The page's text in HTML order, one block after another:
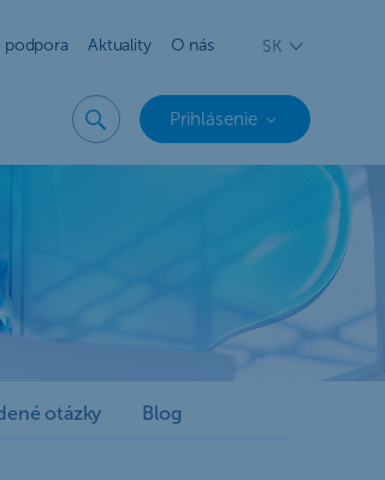
podpora Aktuality O nás SK
Prihlásenie
doplnkom pre efektívne
otázky Blog